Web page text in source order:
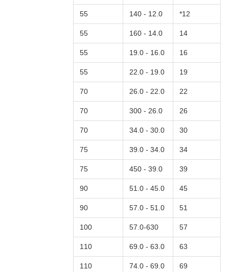
12*
12.0 - 140
55
14
14.0 - 160
55
16
16.0 - 19.0
55
19
19.0 - 22.0
55
22
22.0 - 26.0
70
26
26.0 - 300
70
30
30.0 - 34.0
70
34
34.0 - 39.0
75
39
39.0 - 450
75
45
45.0 - 51.0
90
51
51.0 - 57.0
90
57
57.0-630
100
63
63.0 - 69.0
110
69
69.0 - 74.0
110